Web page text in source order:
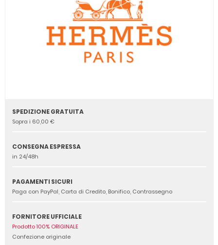
SPEDIZIONE GRATUITA
Sopra i 60,00 €
CONSEGNA ESPRESSA
in 24/48h
PAGAMENTI SICURI
Paga con PayPal, Carta di Credito, Bonifico, Contrassegno
FORNITORE UFFICIALE
Prodotto 100% ORIGINALE
Confezione originale